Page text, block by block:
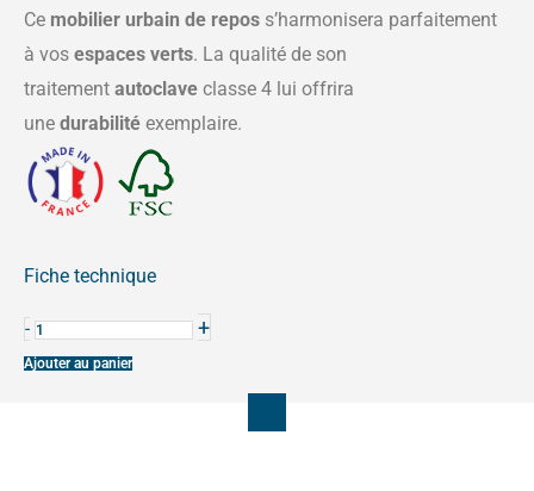
Ce mobilier urbain de repos s’harmonisera parfaitement
à vos espaces verts. La qualité de son
traitement autoclave classe 4 lui offrira
une durabilité exemplaire.
Fiche technique
- de
BANC
+
Ajouter au panier